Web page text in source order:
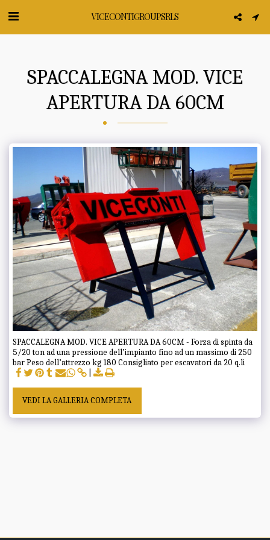
VICECONTI GROUP SRLS
SPACCALEGNA MOD. VICE
APERTURA DA 60CM
SPACCALEGNA MOD. VICE APERTURA DA 60CM - Forza di spinta da
5/20 ton ad una pressione dell’impianto fino ad un massimo di 250
bar Peso dell’attrezzo kg 180 Consigliato per escavatori da 20 q.li
VEDI LA GALLERIA COMPLETA